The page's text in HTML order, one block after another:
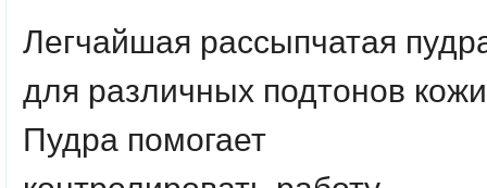
Легчайшая рассыпчатая
для различных подтонов
Пудра помогает